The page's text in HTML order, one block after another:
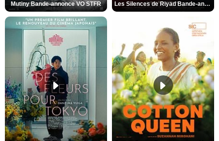
Mutiny Bande-annonce VO STFR Les Silences de Riyad Bande-annonce VO STFR